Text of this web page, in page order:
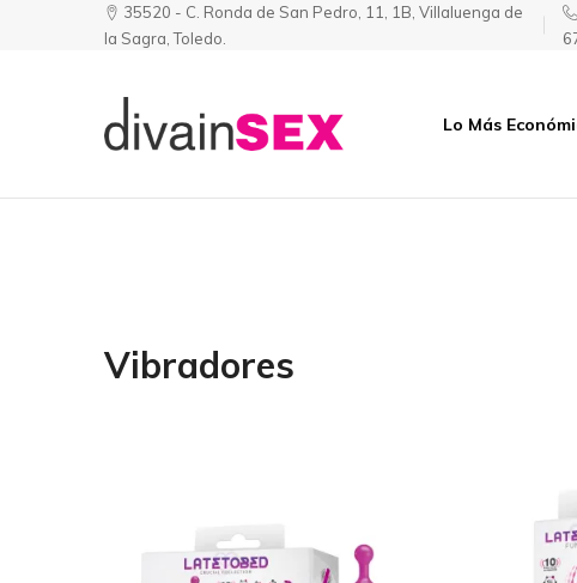
35520 - C. Ronda de San Pedro, 11, 1B, Villaluenga de
la Sagra, Toledo.
|
y
Puede
Lo Más
Vibradores